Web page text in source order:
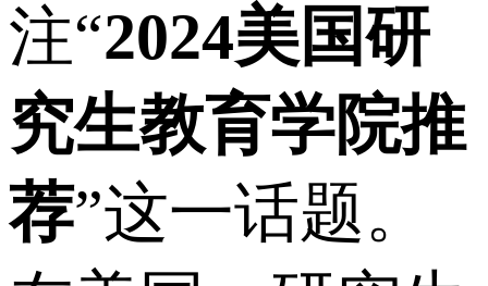
注“2024美国研
究生教育学院推
荐”这一话题。